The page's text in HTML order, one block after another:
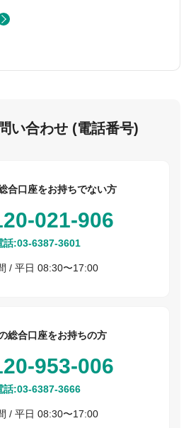
い合わせ (電話番号)
合口座をお持ちでない方
021-906
話:03-6387-3601
/ 平日 08:30〜17:00
総合口座をお持ちの方
953-006
話:03-6387-3666
/ 平日 08:30〜17:00